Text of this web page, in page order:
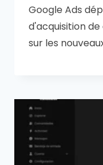
Google Ads
d'acquisition
sur les